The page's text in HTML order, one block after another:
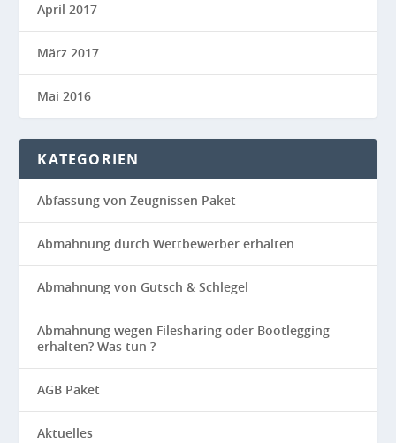
April 2017
März 2017
Mai 2016
KATEGORIEN
Abfassung von Zeugnissen Paket
Abmahnung durch Wettbewerber erhalten
Abmahnung von Gutsch & Schlegel
Abmahnung wegen Filesharing oder Bootlegging
erhalten? Was tun ?
AGB Paket
Aktuelles